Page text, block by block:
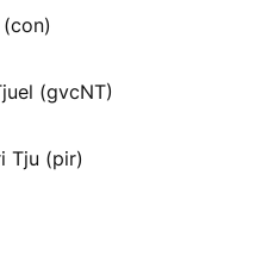
(gvcNT)
Tju (pir)